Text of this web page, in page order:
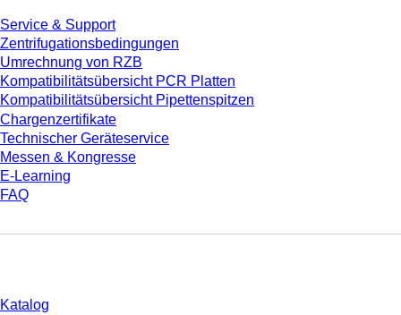
Service & Support
Zentrifugationsbedingungen
Umrechnung von RZB
Kompatibilitätsübersicht PCR Platten
Kompatibilitätsübersicht Pipettenspitzen
Chargenzertifikate
Technischer Geräteservice
Messen & Kongresse
E-Learning
FAQ
Katalog